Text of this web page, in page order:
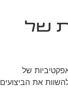
של
של
את הביצועים